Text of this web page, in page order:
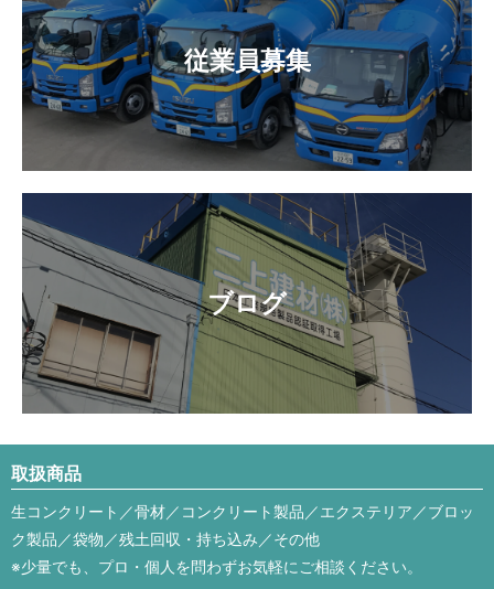
従業員募集
ブログ
取扱商品
生コンクリート／骨材／コンクリート製品／エクステリア／ブロッ
ク製品／袋物／残土回収・持ち込み／その他
※少量でも、プロ・個人を問わずお気軽にご相談ください。